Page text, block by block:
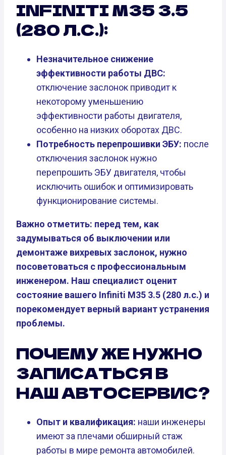
INFINITI M35 3.5
(280 Л.С.):
Незначительное снижение
эффективности работы ДВС:
отключение заслонок приводит к
некоторому уменьшению
эффективности работы двигателя,
особенно на низких оборотах ДВС.
Потребность перепрошивки ЭБУ: после
отключения заслонок нужно
перепрошить ЭБУ двигателя, чтобы
исключить ошибок и оптимизировать
функционирование системы.
Важно отметить: перед тем, как
задумываться об выключении или
демонтаже вихревых заслонок, нужно
посоветоваться с профессиональным
инженером. Наш специалист оценит
состояние вашего Infiniti M35 3.5 (280 л.с.) и
порекомендует верный вариант устранения
проблемы.
ПОЧЕМУ ЖЕ НУЖНО
ЗАПИСАТЬСЯ В
НАШ АВТОСЕРВИС?
Опыт и квалификация: наши инженеры
имеют за плечами обширный стаж
работы в мире ремонта автомобилей.